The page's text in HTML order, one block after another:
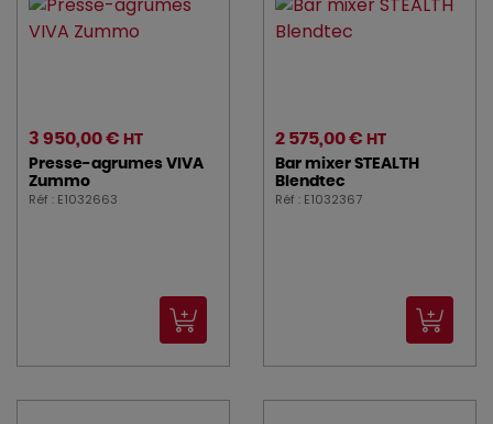
3 950,00 € HT
Presse-agrumes VIVA
Zummo
Réf : E1032663
2 575,00 € HT
Bar mixer STEALTH
Blendtec
Réf : E1032367